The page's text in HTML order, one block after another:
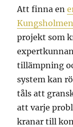
Att finna en
Kungsholmen
projekt som
tillämpning
system kan
tåls att
att varje
kranar till